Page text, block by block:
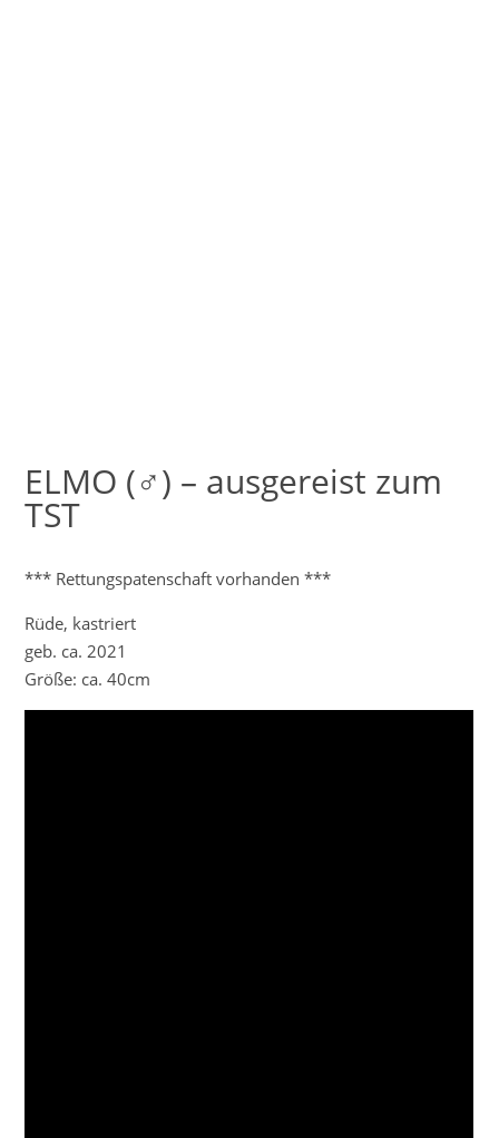
ELMO (♂) – ausgereist zum
TST
*** Rettungspatenschaft vorhanden ***
Rüde, kastriert
geb. ca. 2021
Größe: ca. 40cm